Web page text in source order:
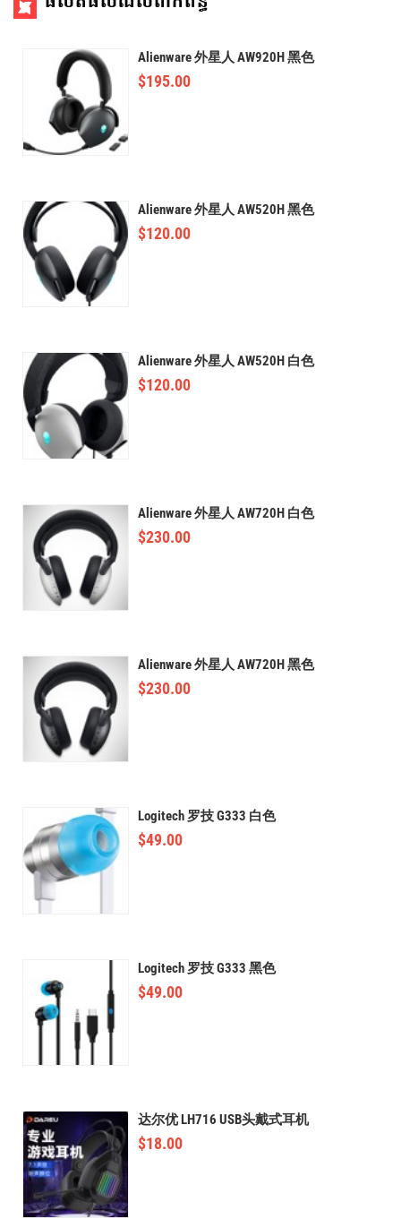
Alienware 外星人 AW920H 黑色
$195.00
Alienware 外星人 AW520H 黑色
$120.00
Alienware 外星人 AW520H 白色
$120.00
Alienware 外星人 AW720H 白色
$230.00
Alienware 外星人 AW720H 黑色
$230.00
Logitech 罗技 G333 白色
$49.00
Logitech 罗技 G333 黑色
$49.00
达尔优 LH716 USB头戴式耳机
$18.00